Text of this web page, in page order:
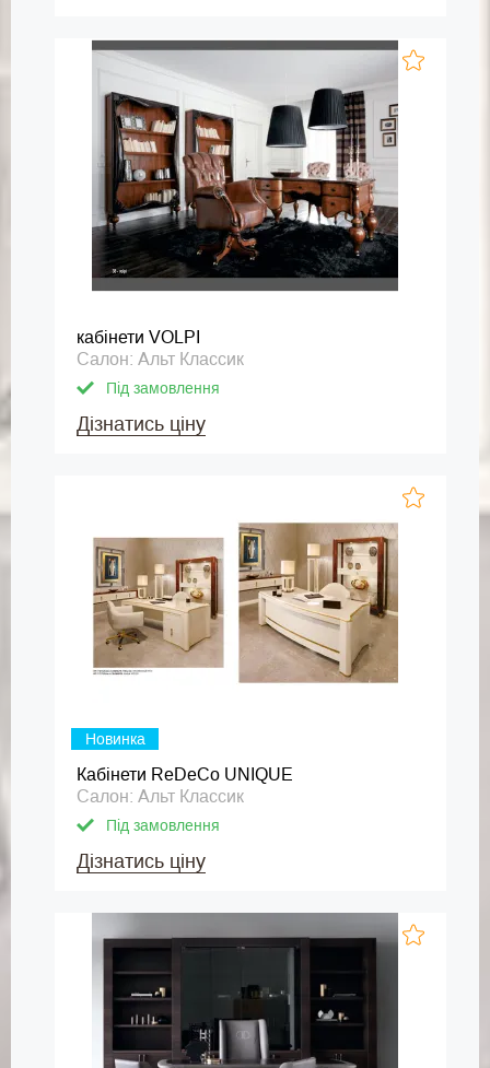
кабінети VOLPI
Салон: Альт Классик
Під замовлення
Дізнатись ціну
Новинка
Кабінети ReDeCo UNIQUE
Салон: Альт Классик
Під замовлення
Дізнатись ціну